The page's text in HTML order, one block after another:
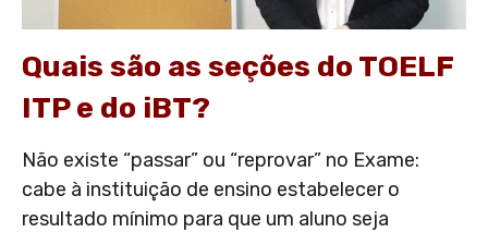
Quais são as seções do TOELF
ITP e do iBT?
Não existe “passar” ou “reprovar” no Exame:
cabe à instituição de ensino estabelecer o
resultado mínimo para que um aluno seja